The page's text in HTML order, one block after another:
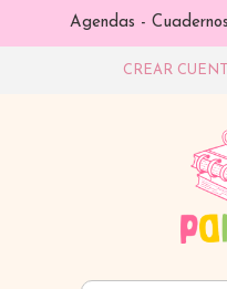
Agendas -
CREAR